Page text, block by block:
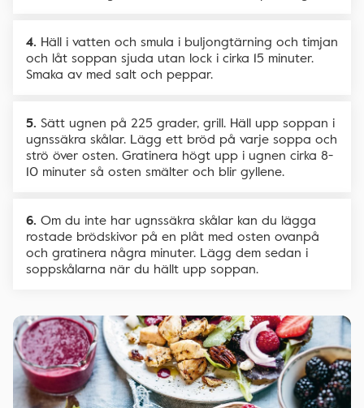
Häll i vatten och smula i buljongtärning och timjan
och låt soppan sjuda utan lock i cirka 15 minuter.
Smaka av med salt och peppar.
Sätt ugnen på 225 grader, grill. Häll upp soppan i
ugnssäkra skålar. Lägg ett bröd på varje soppa och
strö över osten. Gratinera högt upp i ugnen cirka 8-
10 minuter så osten smälter och blir gyllene.
Om du inte har ugnssäkra skålar kan du lägga
rostade brödskivor på en plåt med osten ovanpå
och gratinera några minuter. Lägg dem sedan i
soppskålarna när du hällt upp soppan.